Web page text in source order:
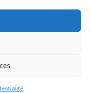
NOS STUDIOS